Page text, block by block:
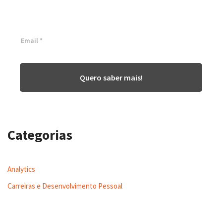
Quero saber mais!
Categorias
Analytics
Carreiras e Desenvolvimento Pessoal